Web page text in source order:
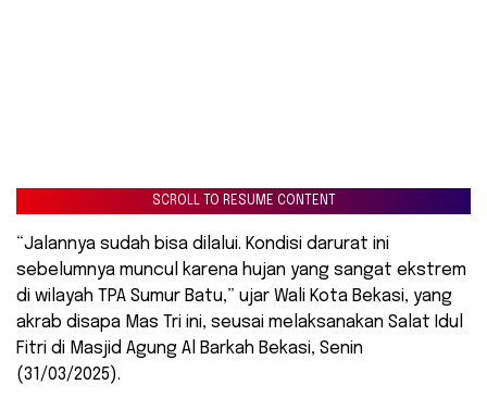
SCROLL TO RESUME CONTENT
“Jalannya sudah bisa dilalui. Kondisi darurat ini
sebelumnya muncul karena hujan yang sangat ekstrem
di wilayah TPA Sumur Batu,” ujar Wali Kota Bekasi, yang
akrab disapa Mas Tri ini, seusai melaksanakan Salat Idul
Fitri di Masjid Agung Al Barkah Bekasi, Senin
(31/03/2025).